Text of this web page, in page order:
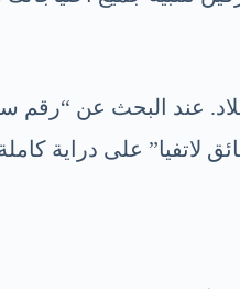
عند البحث عن
على دراية كاملة